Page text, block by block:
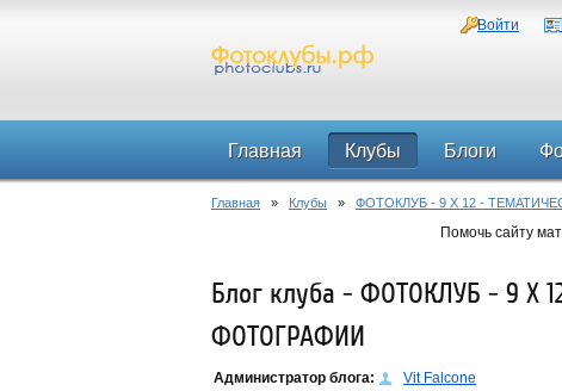
Войти
Главная Клубы Блоги
Главная » Клубы » ФОТОКЛУБ - 9 Х 12 -
Помочь сайту
Блог клуба - ФОТОКЛУБ - 9 Х
ФОТОГРАФИИ
Администратор блога:
Vit Falcone